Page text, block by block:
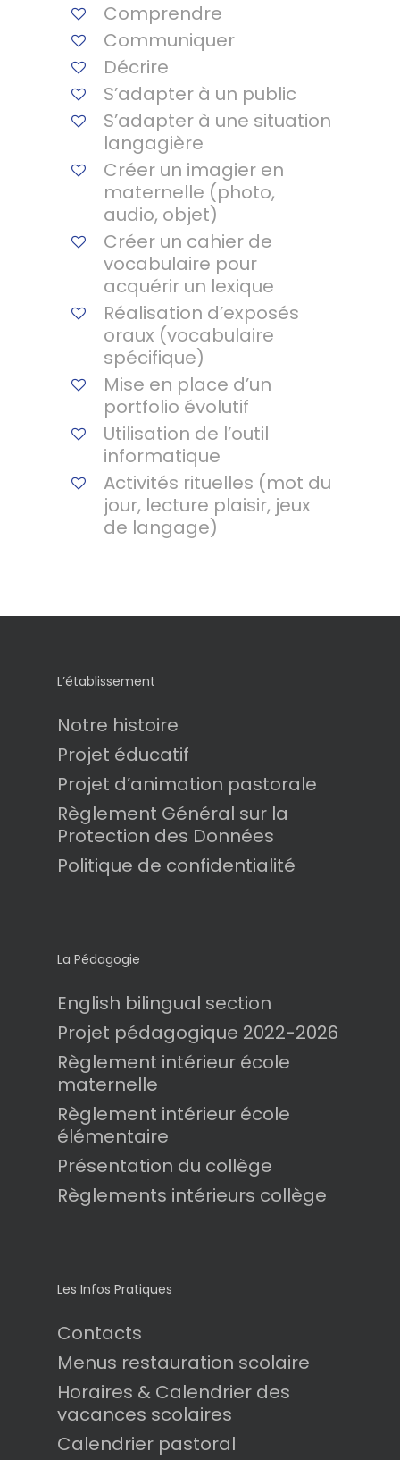
Comprendre
Communiquer
Décrire
S’adapter à un public
S’adapter à une situation
langagière
Créer un imagier en
maternelle (photo,
audio, objet)
Créer un cahier de
vocabulaire pour
acquérir un lexique
Réalisation d’exposés
oraux (vocabulaire
spécifique)
Mise en place d’un
portfolio évolutif
Utilisation de l’outil
informatique
Activités rituelles (mot du
jour, lecture plaisir, jeux
de langage)
L’établissement
Notre histoire
Projet éducatif
Projet d’animation pastorale
Règlement Général sur la
Protection des Données
Politique de confidentialité
La Pédagogie
English bilingual section
Projet pédagogique 2022-2026
Règlement intérieur école
maternelle
Règlement intérieur école
élémentaire
Présentation du collège
Règlements intérieurs collège
Les Infos Pratiques
Contacts
Menus restauration scolaire
Horaires & Calendrier des
vacances scolaires
Calendrier pastoral